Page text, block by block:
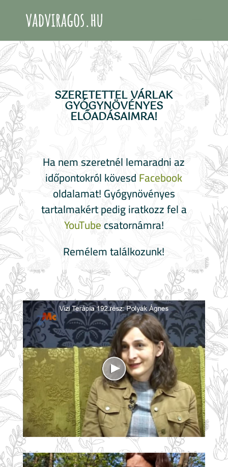
SZERETETTEL VÁRLAK
GYÓGYNÖVÉNYES
ELŐADÁSAIMRA!
Ha nem szeretnél lemaradni az
időpontokról kövesdFacebook
oldalamat! Gyógynövényes
tartalmakért pedig iratkozz fel a
YouTubecsatornámra!
Remélem találkozunk!